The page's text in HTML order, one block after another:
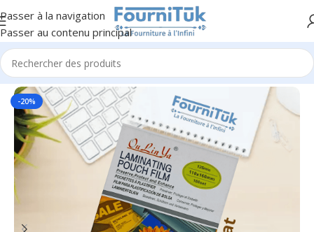
Passer à la navigation
Passer au contenu principal
Accueil/Fourniture de Bureau/Machines de Bureau
-20%